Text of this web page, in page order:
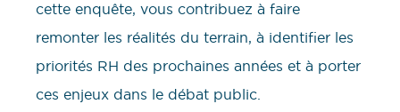
cette enquête, vous contribuez à faire
remonter les réalités du terrain, à identifier les
priorités RH des prochaines années et à porter
ces enjeux dans le débat public.